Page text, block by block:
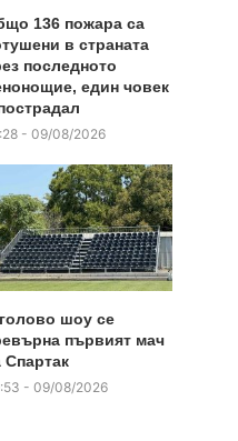
136 пожара са
в страната
последното
един човек
- 09/08/2026
шоу се
първият мач
Спартак
- 09/08/2026